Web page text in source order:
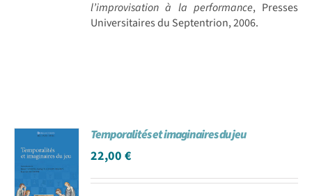
l’improvisation à la performance, Presses
Universitaires du Septentrion, 2006.
Temporalités et imaginaires du jeu
22,00€